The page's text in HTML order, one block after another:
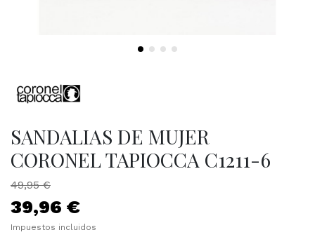
SANDALIAS DE MUJER
CORONEL TAPIOCCA C1211-6
49,95 €
39,96 €
Impuestos incluidos